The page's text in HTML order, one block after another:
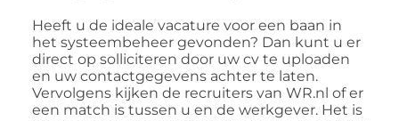
Heeft u de ideale vacature voor een baan in
het systeembeheer gevonden? Dan kunt u er
direct op solliciteren door uw cv te uploaden
en uw contactgegevens achter te laten.
Vervolgens kijken de recruiters van WR.nl of er
een match is tussen u en de werkgever. Het is